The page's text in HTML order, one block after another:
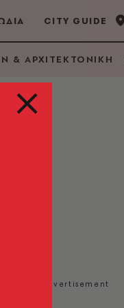
CITY GUIDE
& ΑΡΧΙΤΕΚΤΟΝΙΚΗ